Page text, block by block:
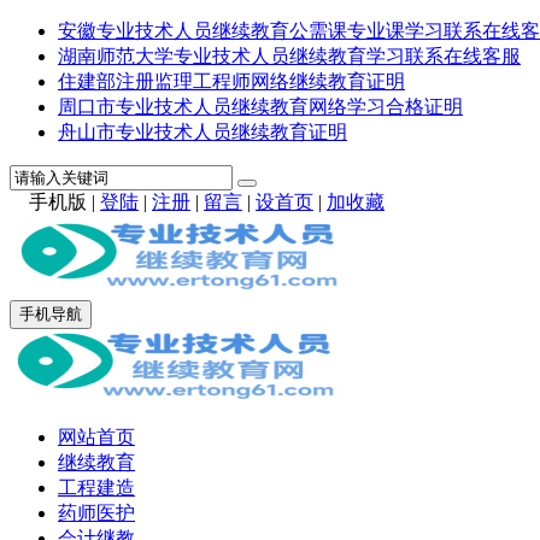
安徽专业技术人员继续教育公需课专业课学习联系在线
湖南师范大学专业技术人员继续教育学习联系在线客服
住建部注册监理工程师网络继续教育证明
周口市专业技术人员继续教育网络学习合格证明
舟山市专业技术人员继续教育证明
手机版 | 登陆 | 注册 | 留言 | 设首页 | 加收藏
手机导航
网站首页
继续教育
工程建造
药师医护